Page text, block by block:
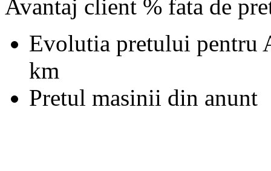
Avantaj client % fata de
Evolutia pretului pentru
km
Pretul masinii din anunt